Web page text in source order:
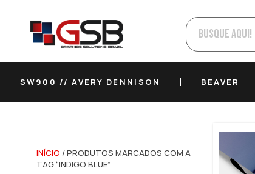
SW900 // AVERY DENNISON BEAVER
INÍCIO / PRODUTOS MARCADOS COM A
TAG “INDIGO BLUE”